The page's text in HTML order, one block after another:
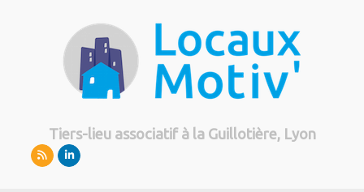
Tiers-lieu associatif à la Guillotière, Lyon